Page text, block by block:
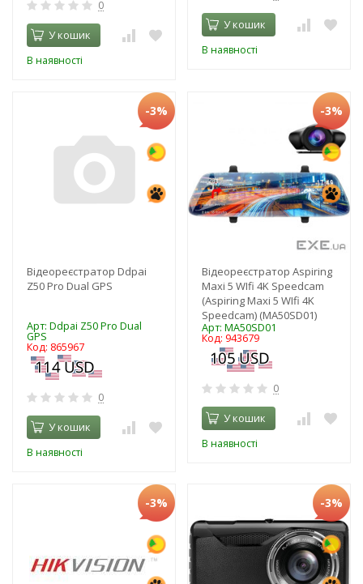
0
У кошик
В наявності
У кошик
В наявності
-3%
Відеореєстратор Ddpai
Z50 Pro Dual GPS
Арт: Ddpai Z50 Pro Dual
GPS
Код: 865967
0
У кошик
В наявності
-3%
Відеореєстратор Aspiring
Maxi 5 WIfi 4K Speedcam
(Aspiring Maxi 5 WIfi 4K
Speedcam) (MA50SD01)
Арт: MA50SD01
Код: 943679
0
У кошик
В наявності
-3% -3%